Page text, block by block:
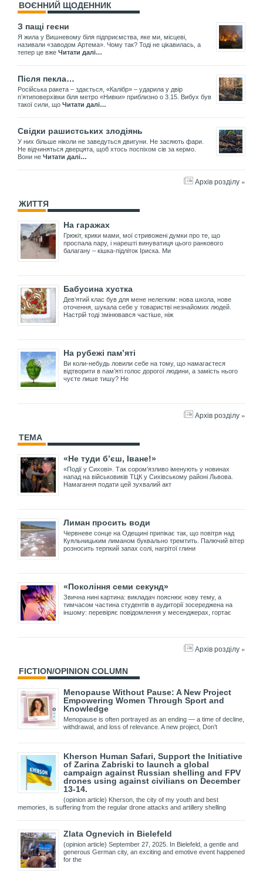
ВОЄННИЙ ЩОДЕННИК
З пащі геєни
Я жила у Вишневому біля підприємства, яке ми, місцеві,
називали «заводом Артема». Чому так? Тоді не цікавилась, а
тепер це вже Читати далі…
Після пекла…
Російська ракета – здається, «Калібр» – ударила у двір
пʼятиповерхівки біля метро «Нивки» приблизно о 3.15. Вибух був
такої сили, що Читати далі…
Свідки рашистських злодіянь
У них більше ніколи не заведуться двигуни. Не засяють фари.
Не відчиняться дверцята, щоб хтось поспіхом сів за кермо.
Вони не Читати далі…
Архів розділу »
ЖИТТЯ
На гаражах
Грюкіт, крики мами, мої стривожені думки про те, що
проспала пару, і нарешті винуватиця цього ранкового
балагану – кішка-підліток Іриска. Ми
Бабусина хустка
Дев’ятий клас був для мене нелегким: нова школа, нове
оточення, шукала себе у товаристві незнайомих людей.
Настрій тоді змінювався частіше, ніж
На рубежі пам’яті
Ви коли-небудь ловили себе на тому, що намагаєтеся
відтворити в пам’яті голос дорогої людини, а замість нього
чуєте лише тишу? Не
Архів розділу »
ТЕМА
«Не туди б’єш, Іване!»
«Події у Сихові». Так сором’язливо іменують у новинах
напад на військовиків ТЦК у Сихівському районі Львова.
Намагання подати цей зухвалий акт
Лиман просить води
Червневе сонце на Одещині припікає так, що повітря над
Куяльницьким лиманом буквально тремтить. Палючий вітер
розносить терпкий запах солі, нагрітої глини
«Покоління семи секунд»
Звична нині картина: викладач пояснює нову тему, а
тимчасом частина студентів в аудиторії зосереджена на
іншому: перевіряє повідомлення у месенджерах, гортає
Архів розділу »
FICTION/OPINION COLUMN
Menopause Without Pause: A New Project
Empowering Women Through Sport and
Knowledge
Menopause is often portrayed as an ending — a time of decline,
withdrawal, and loss of relevance. A new project, Don’t
Kherson Human Safari, Support the Initiative
of Zarina Zabriski to launch a global
campaign against Russian shelling and FPV
drones using against civilians on December
13-14.
(opinion article) Kherson, the city of my youth and best
memories, is suffering from the regular drone attacks and artillery shelling
Zlata Ognevich in Bielefeld
(opinion article) September 27, 2025. In Bielefeld, a gentle and
generous German city, an exciting and emotive event happened
for the